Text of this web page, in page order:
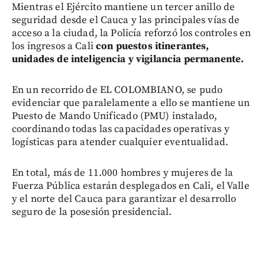
Mientras el Ejército mantiene un tercer anillo de
seguridad desde el Cauca y las principales vías de
acceso a la ciudad, la Policía reforzó los controles en
los ingresos a Calicon puestos itinerantes,
unidades de inteligencia y vigilancia permanente.
En un recorrido de EL COLOMBIANO, se pudo
evidenciar que paralelamente a ello se mantiene un
Puesto de Mando Unificado (PMU) instalado,
coordinando todas las capacidades operativas y
logísticas para atender cualquier eventualidad.
En total, más de 11.000 hombres y mujeres de la
Fuerza Pública estarán desplegados en Cali, el Valle
y el norte del Cauca para garantizar el desarrollo
seguro de la posesión presidencial.